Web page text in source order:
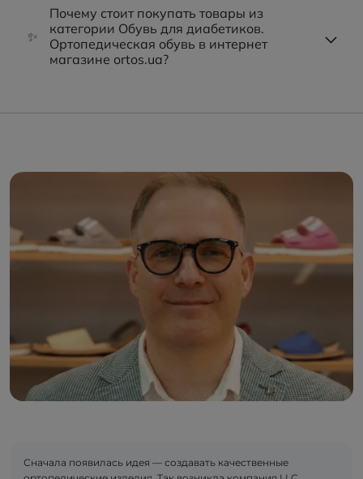
✨
Почему стоит покупать товары из
категории Обувь для диабетиков.
Ортопедическая обувь в интернет
магазине ortos.ua?
Сначала появилась идея — создавать качественные